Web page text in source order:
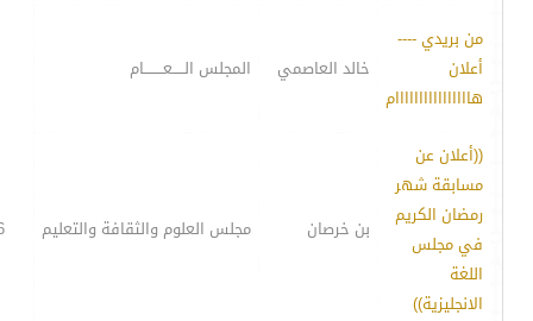
من بريدي ----
أعلان
هاااااااااااااااام
خالد العاصمي المجلس الـــــعــــــــام
((أعلان عن
مسابقة شهر
رمضان الكريم
في مجلس
اللغة
الانجليزية))
بن خرصان مجلس العلوم والثقافة والتعليم